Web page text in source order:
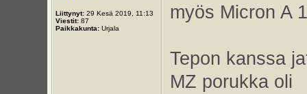
Liittynyt:29 Kesä 2019, 11:13
Viestit:87
Paikkakunta:Urjala
myös Micron A
Tepon kanssa
MZ porukka oli